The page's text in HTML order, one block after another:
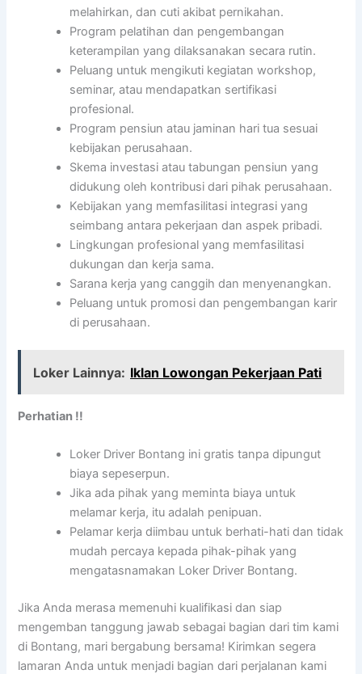
melahirkan, dan cuti akibat pernikahan.
Program pelatihan dan pengembangan
keterampilan yang dilaksanakan secara rutin.
Peluang untuk mengikuti kegiatan workshop,
seminar, atau mendapatkan sertifikasi
profesional.
Program pensiun atau jaminan hari tua sesuai
kebijakan perusahaan.
Skema investasi atau tabungan pensiun yang
didukung oleh kontribusi dari pihak perusahaan.
Kebijakan yang memfasilitasi integrasi yang
seimbang antara pekerjaan dan aspek pribadi.
Lingkungan profesional yang memfasilitasi
dukungan dan kerja sama.
Sarana kerja yang canggih dan menyenangkan.
Peluang untuk promosi dan pengembangan karir
di perusahaan.
Loker Lainnya: Iklan Lowongan Pekerjaan Pati
Perhatian !!
Loker Driver Bontang ini gratis tanpa dipungut
biaya sepeserpun.
Jika ada pihak yang meminta biaya untuk
melamar kerja, itu adalah penipuan.
Pelamar kerja diimbau untuk berhati-hati dan tidak
mudah percaya kepada pihak-pihak yang
mengatasnamakan Loker Driver Bontang.
Jika Anda merasa memenuhi kualifikasi dan siap
mengemban tanggung jawab sebagai bagian dari tim kami
di Bontang, mari bergabung bersama! Kirimkan segera
lamaran Anda untuk menjadi bagian dari perjalanan kami